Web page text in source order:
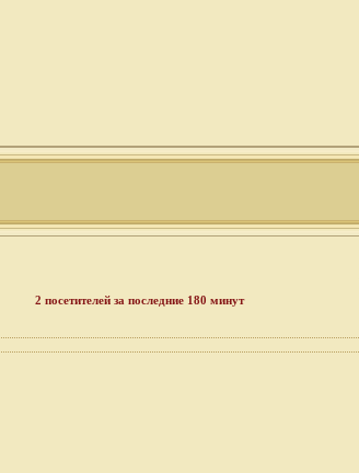
2 посетителей за последние 180 минут